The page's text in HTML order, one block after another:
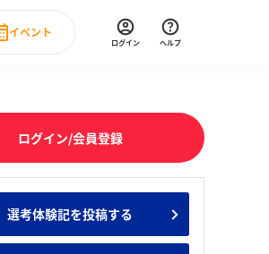
ング みんなのインターン人気企業ランキ
ュー
イベント
直近のイベント一覧
ログイン ヘルプ
ログイン/会員登録
選考体験記を投稿する